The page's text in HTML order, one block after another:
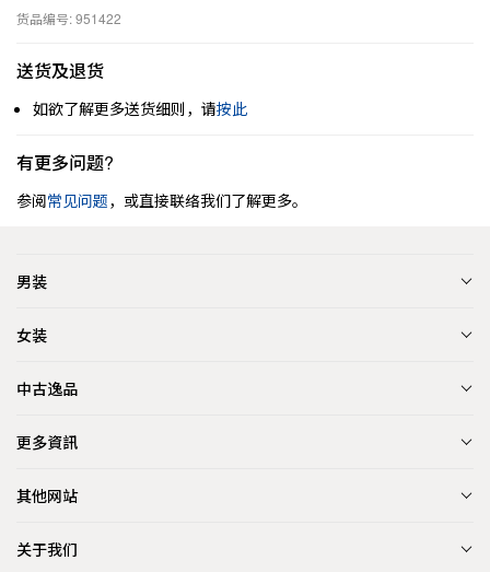
货品编号: 951422
送货及退货
如欲了解更多送货细则，请按此
有更多问题?
参阅常见问题，或直接联络我们了解更多。
男装
女装
中古逸品
更多資訊
其他网站
关于我们